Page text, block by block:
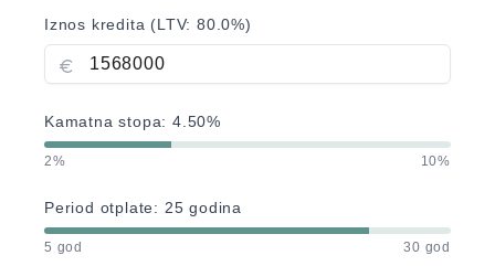
Iznos kredita (LTV:80.0%)
Kamatna stopa:4.50%
2% 10%
Period otplate: 25 godina
5 god 30 god